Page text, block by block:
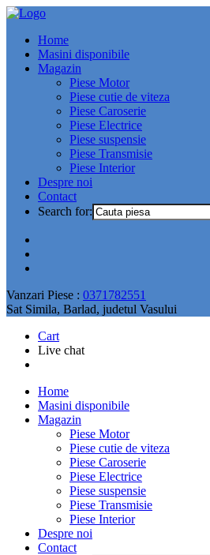
Home
Masini disponibile
Magazin
Piese Motor
Piese cutie de viteza
Piese Caroserie
Piese Electrice
Piese suspensie
Piese Transmisie
Piese Interior
Despre noi
Contact
Search for:
Vanzari Piese : 0371782551
Sat Simila, Barlad, judetul Vasului
Cart
Live chat
Home
Masini disponibile
Magazin
Piese Motor
Piese cutie de viteza
Piese Caroserie
Piese Electrice
Piese suspensie
Piese Transmisie
Piese Interior
Despre noi
Contact